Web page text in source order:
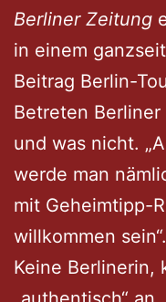
Berliner Zeitung
in einem
Beitrag Berlin-
Betreten
und was nicht.
werde man
mit Geheimtipp-
willkommen
Keine Berlinerin,